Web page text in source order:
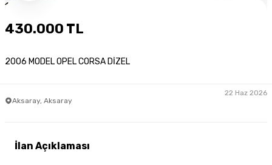
1
430.000 TL
2006 MODEL OPEL CORSA DİZEL
Aksaray, Aksaray
22 Haz 2026
İlan Açıklaması